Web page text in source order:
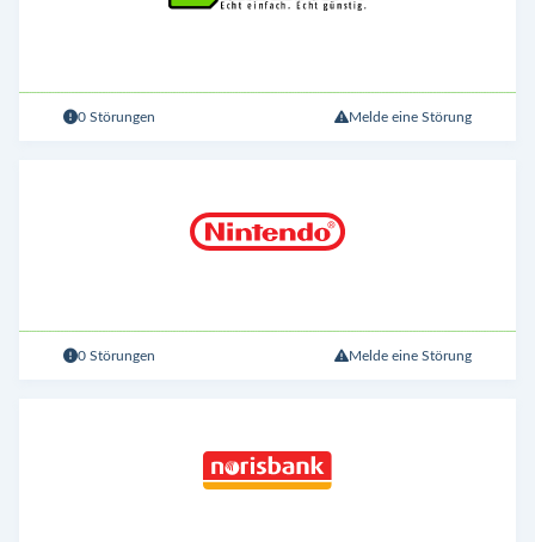
0 Störungen Melde eine Störung
0 Störungen Melde eine Störung